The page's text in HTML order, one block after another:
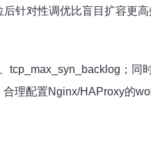
针对性调优比盲目扩容更高
tcp_max_syn_backlog；同
理配置Nginx/HAProxy的